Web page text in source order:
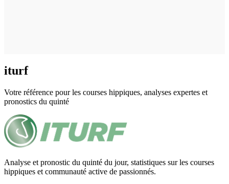
iturf
Votre référence pour les courses hippiques, analyses expertes et
pronostics du quinté
Analyse et pronostic du quinté du jour, statistiques sur les courses
hippiques et communauté active de passionnés.